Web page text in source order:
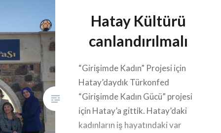
Hatay Kültürü
canlandırılmalı
“Girişimde Kadın” Projesi için
Hatay’daydık Türkonfed
“Girişimde Kadın Gücü” projesi
için Hatay’a gittik. Hatay’daki
kadınların iş hayatındaki var